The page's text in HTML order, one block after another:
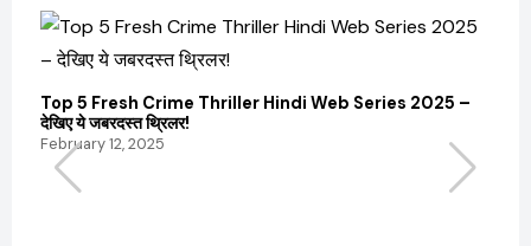
Top 5 Fresh Crime Thriller Hindi Web Series 2025 –
देखिए ये जबरदस्त थ्रिलर!
February 12, 2025